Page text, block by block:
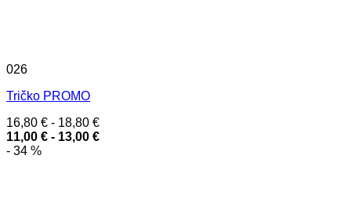
026
Tričko PROMO
16,80 € - 18,80 €
11,00 € - 13,00 €
- 34 %